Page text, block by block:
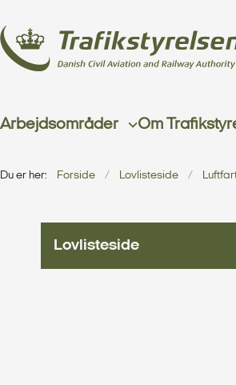
Arbejdsområder Om
Du er her: Forside Lovlisteside
Lovlisteside